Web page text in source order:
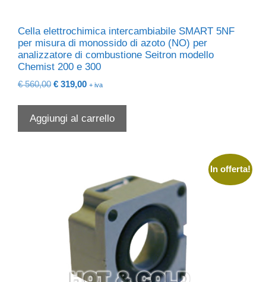
Cella elettrochimica intercambiabile SMART 5NF
per misura di monossido di azoto (NO) per
analizzatore di combustione Seitron modello
Chemist 200 e 300
€560,00 Il
originale
era:
€ 560,00.
€ 319,00Il
attuale
è:
€ 319,00.
+ iva
Aggiungi al carrello
In offerta!